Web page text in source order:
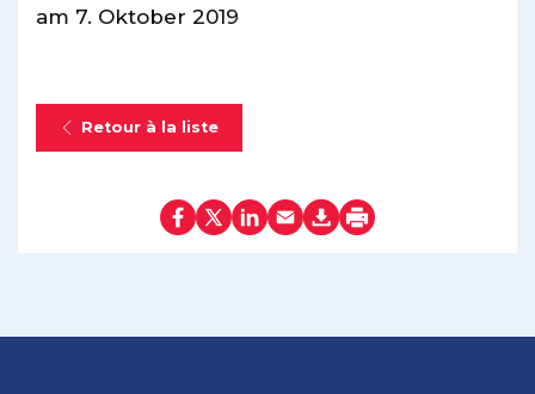
am 7. Oktober 2019
Retour à la liste